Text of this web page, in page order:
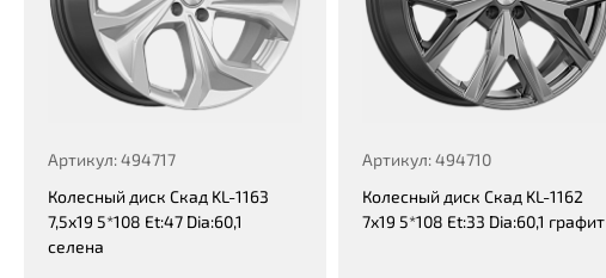
Артикул: 494717
Колесный диск Скад KL-1163
7,5x19 5*108 Et:47 Dia:60,1
селена
Артикул: 494710
Колесный диск Скад KL-1162
7x19 5*108 Et:33 Dia:60,1 графит